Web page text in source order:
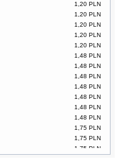
1,20 PLN
1,20 PLN
1,20 PLN
1,20 PLN
1,20 PLN
1,48 PLN
1,48 PLN
1,48 PLN
1,48 PLN
1,48 PLN
1,48 PLN
1,48 PLN
1,75 PLN
1,75 PLN
1,75 PLN